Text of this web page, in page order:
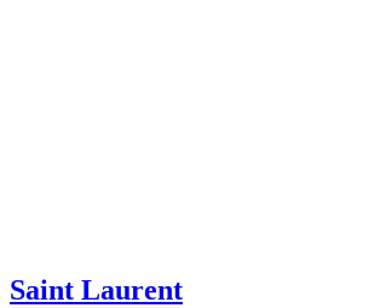
Saint Laurent